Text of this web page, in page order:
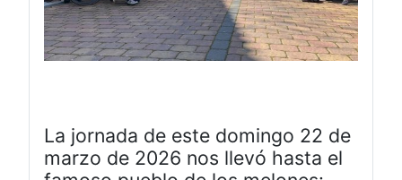
La jornada de este domingo 22 de
marzo de 2026 nos llevó hasta el